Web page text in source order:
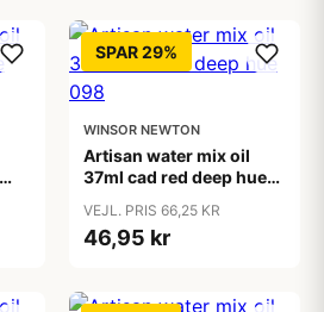
SPAR 29%
WINSOR NEWTON
Artisan water mix oil
37ml cad red deep hue
VEJL. PRIS 66,25 KR
46,95 kr